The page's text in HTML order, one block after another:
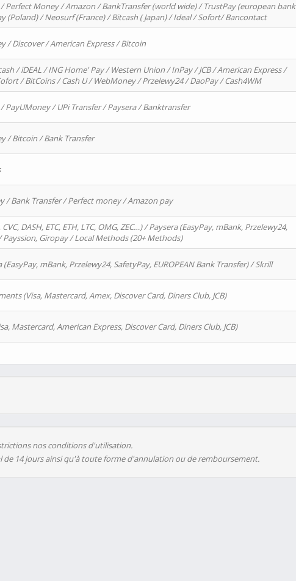
Perfect Money / Amazon / BankTransfer (world wide) / TrustPay (european bank
(Poland) / Neosurf (France) / Bitcash ( Japan) / Ideal / Sofort/ Bancontact
/ Discover / American Express / Bitcoin
/ iDEAL / ING Home' Pay / Western Union / InPay / JCB / American Express /
/ BitCoins / Cash U / WebMoney / Przelewy24 / DaoPay / Cash4WM
PayUMoney / UPi Transfer / Paysera / Banktransfer
/ Bitcoin / Bank Transfer
/ Bank Transfer / Perfect money / Amazon pay
DASH, ETC, ETH, LTC, OMG, ZEC…) / Paysera (EasyPay, mBank, Przelewy24,
Payssion, Giropay / Local Methods (20+ Methods)
mBank, Przelewy24, SafetyPay, EUROPEAN Bank Transfer) / Skrill
(Visa, Mastercard, Amex, Discover Card, Diners Club, JCB)
Mastercard, American Express, Discover Card, Diners Club, JCB)
nos conditions d'utilisation.
14 jours ainsi qu'à toute forme d'annulation ou de remboursement.